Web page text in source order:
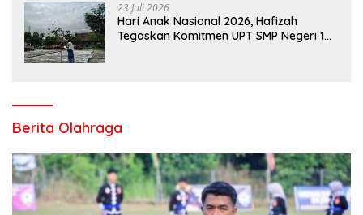
23 Juli 2026
Hari Anak Nasional 2026, Hafizah
Tegaskan Komitmen UPT SMP Negeri 1
Berita Olahraga